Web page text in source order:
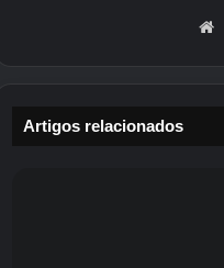
Artigos relacionados